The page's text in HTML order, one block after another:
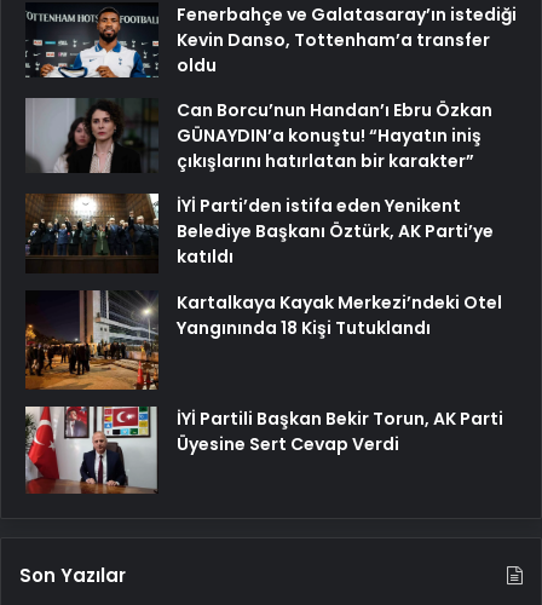
Fenerbahçe ve Galatasaray’ın istediği
Kevin Danso, Tottenham’a transfer
oldu
Can Borcu’nun Handan’ı Ebru Özkan
GÜNAYDIN’a konuştu! “Hayatın iniş
çıkışlarını hatırlatan bir karakter”
İYİ Parti’den istifa eden Yenikent
Belediye Başkanı Öztürk, AK Parti’ye
katıldı
Kartalkaya Kayak Merkezi’ndeki Otel
Yangınında 18 Kişi Tutuklandı
İYİ Partili Başkan Bekir Torun, AK Parti
Üyesine Sert Cevap Verdi
Son Yazılar